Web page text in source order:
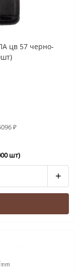
цв 57 черно-
₽
шт)
+